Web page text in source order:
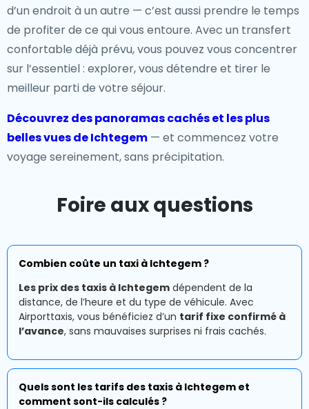
d’un endroit à un autre — c’est aussi prendre le temps
de profiter de ce qui vous entoure. Avec un transfert
confortable déjà prévu, vous pouvez vous concentrer
sur l’essentiel : explorer, vous détendre et tirer le
meilleur parti de votre séjour.
Découvrez des panoramas cachés et les plus
belles vues de Ichtegem — et commencez votre
voyage sereinement, sans précipitation.
Foire aux questions
Combien coûte un taxi à Ichtegem ?
Les prix des taxis à Ichtegem dépendent de la
distance, de l’heure et du type de véhicule. Avec
Airporttaxis, vous bénéficiez d’un tarif fixe confirmé à
l’avance, sans mauvaises surprises ni frais cachés.
Quels sont les tarifs des taxis à Ichtegem et
comment sont-ils calculés ?